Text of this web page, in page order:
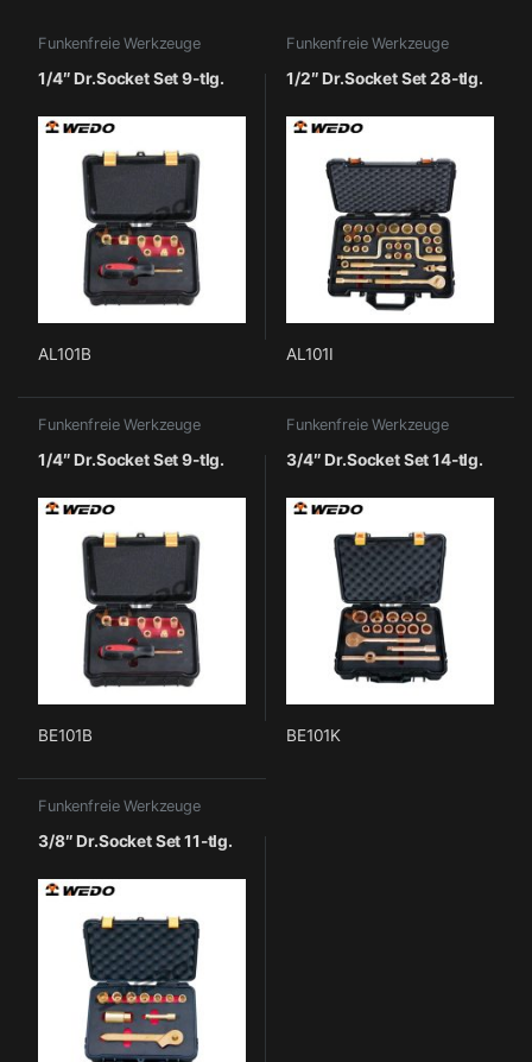
Funkenfreie Werkzeuge
1/4″ Dr.Socket Set 9-tlg.
AL101B
Funkenfreie Werkzeuge
1/2″ Dr.Socket Set 28-tlg.
AL101I
Funkenfreie Werkzeuge
1/4″ Dr.Socket Set 9-tlg.
BE101B
Funkenfreie Werkzeuge
3/4″ Dr.Socket Set 14-tlg.
BE101K
Funkenfreie Werkzeuge
3/8″ Dr.Socket Set 11-tlg.